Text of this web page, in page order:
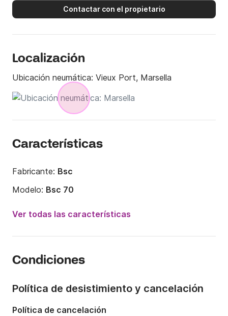
Contactar con el propietario
Localización
Ubicación neumática: Vieux Port, Marsella
Características
Fabricante: Bsc
Modelo: Bsc 70
200CV
Capacidad a bordo:
Ver todas las características
Condiciones
Política de desistimiento y cancelación
Política de cancelación